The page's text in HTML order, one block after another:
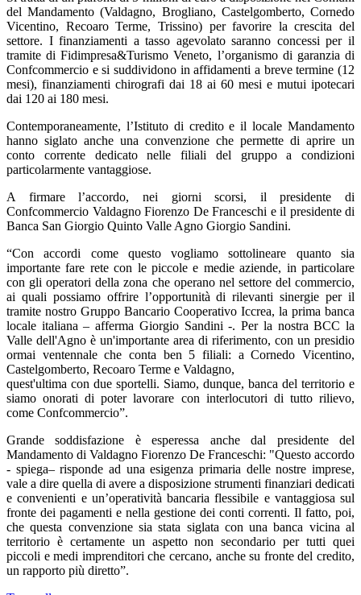
del Mandamento (Valdagno, Brogliano, Castelgomberto, Cornedo
Vicentino, Recoaro Terme, Trissino) per favorire la crescita del
settore. I finanziamenti a tasso agevolato saranno concessi per il
tramite di Fidimpresa&Turismo Veneto, l’organismo di garanzia di
Confcommercio e si suddividono in affidamenti a breve termine (12
mesi), finanziamenti chirografi dai 18 ai 60 mesi e mutui ipotecari
dai 120 ai 180 mesi.
Contemporaneamente, l’Istituto di credito e il locale Mandamento
hanno siglato anche una convenzione che permette di aprire un
conto corrente dedicato nelle filiali del gruppo a condizioni
particolarmente vantaggiose.
A firmare l’accordo, nei giorni scorsi, il presidente di
Confcommercio Valdagno Fiorenzo De Franceschi e il presidente di
Banca San Giorgio Quinto Valle Agno Giorgio Sandini.
“Con accordi come questo vogliamo sottolineare quanto sia
importante fare rete con le piccole e medie aziende, in particolare
con gli operatori della zona che operano nel settore del commercio,
ai quali possiamo offrire l’opportunità di rilevanti sinergie per il
tramite nostro Gruppo Bancario Cooperativo Iccrea, la prima banca
locale italiana – afferma Giorgio Sandini -. Per la nostra BCC la
Valle dell'Agno è un'importante area di riferimento, con un presidio
ormai ventennale che conta ben 5 filiali: a Cornedo Vicentino,
Castelgomberto, Recoaro Terme e Valdagno,
quest'ultima con due sportelli. Siamo, dunque, banca del territorio e
siamo onorati di poter lavorare con interlocutori di tutto rilievo,
come Confcommercio”.
Grande soddisfazione è esperessa anche dal presidente del
Mandamento di Valdagno Fiorenzo De Franceschi: "Questo accordo
- spiega– risponde ad una esigenza primaria delle nostre imprese,
vale a dire quella di avere a disposizione strumenti finanziari dedicati
e convenienti e un’operatività bancaria flessibile e vantaggiosa sul
fronte dei pagamenti e nella gestione dei conti correnti. Il fatto, poi,
che questa convenzione sia stata siglata con una banca vicina al
territorio è certamente un aspetto non secondario per tutti quei
piccoli e medi imprenditori che cercano, anche su fronte del credito,
un rapporto più diretto”.